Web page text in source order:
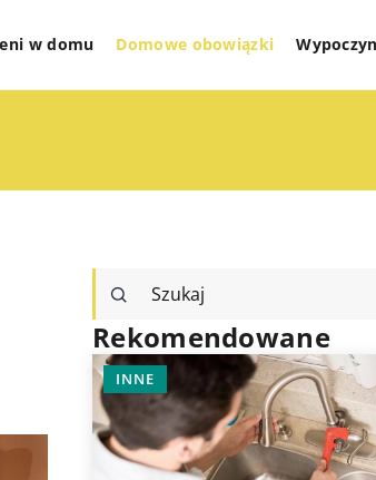
w domu Domowe obowiązki
Rekomendowane
INNE